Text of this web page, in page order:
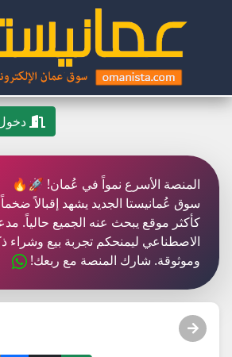
المنصة الأسرع نمواً في عُمان! 🚀🔥
سوق عُمانيستا الجديد يشهد إقبالاً
كأكثر موقع يبحث عنه الجميع حالياً.
الاصطناعي ليمنحكم تجربة بيع وشراء
وموثوقة. شارك المنصة مع ربعك!